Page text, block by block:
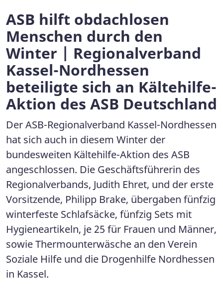
ASB hilft obdachlosen
Menschen durch den
Winter | Regionalverband
Kassel-Nordhessen
beteiligte sich an Kältehilfe-
Aktion des ASB Deutschland
Der ASB-Regionalverband Kassel-Nordhessen
hat sich auch in diesem Winter der
bundesweiten Kältehilfe-Aktion des ASB
angeschlossen. Die Geschäftsführerin des
Regionalverbands, Judith Ehret, und der erste
Vorsitzende, Philipp Brake, übergaben fünfzig
winterfeste Schlafsäcke, fünfzig Sets mit
Hygieneartikeln, je 25 für Frauen und Männer,
sowie Thermounterwäsche an den Verein
Soziale Hilfe und die Drogenhilfe Nordhessen
in Kassel.